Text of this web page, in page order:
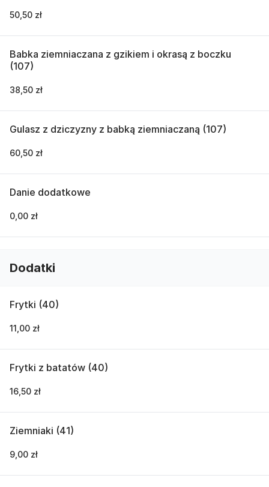
50,50 zł
Babka ziemniaczana z gzikiem i okrasą z boczku
(107)
38,50 zł
Gulasz z dziczyzny z babką ziemniaczaną (107)
60,50 zł
Danie dodatkowe
0,00 zł
Dodatki
Frytki (40)
11,00 zł
Frytki z batatów (40)
16,50 zł
Ziemniaki (41)
9,00 zł